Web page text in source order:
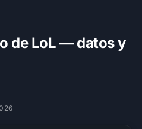
de LoL — datos y